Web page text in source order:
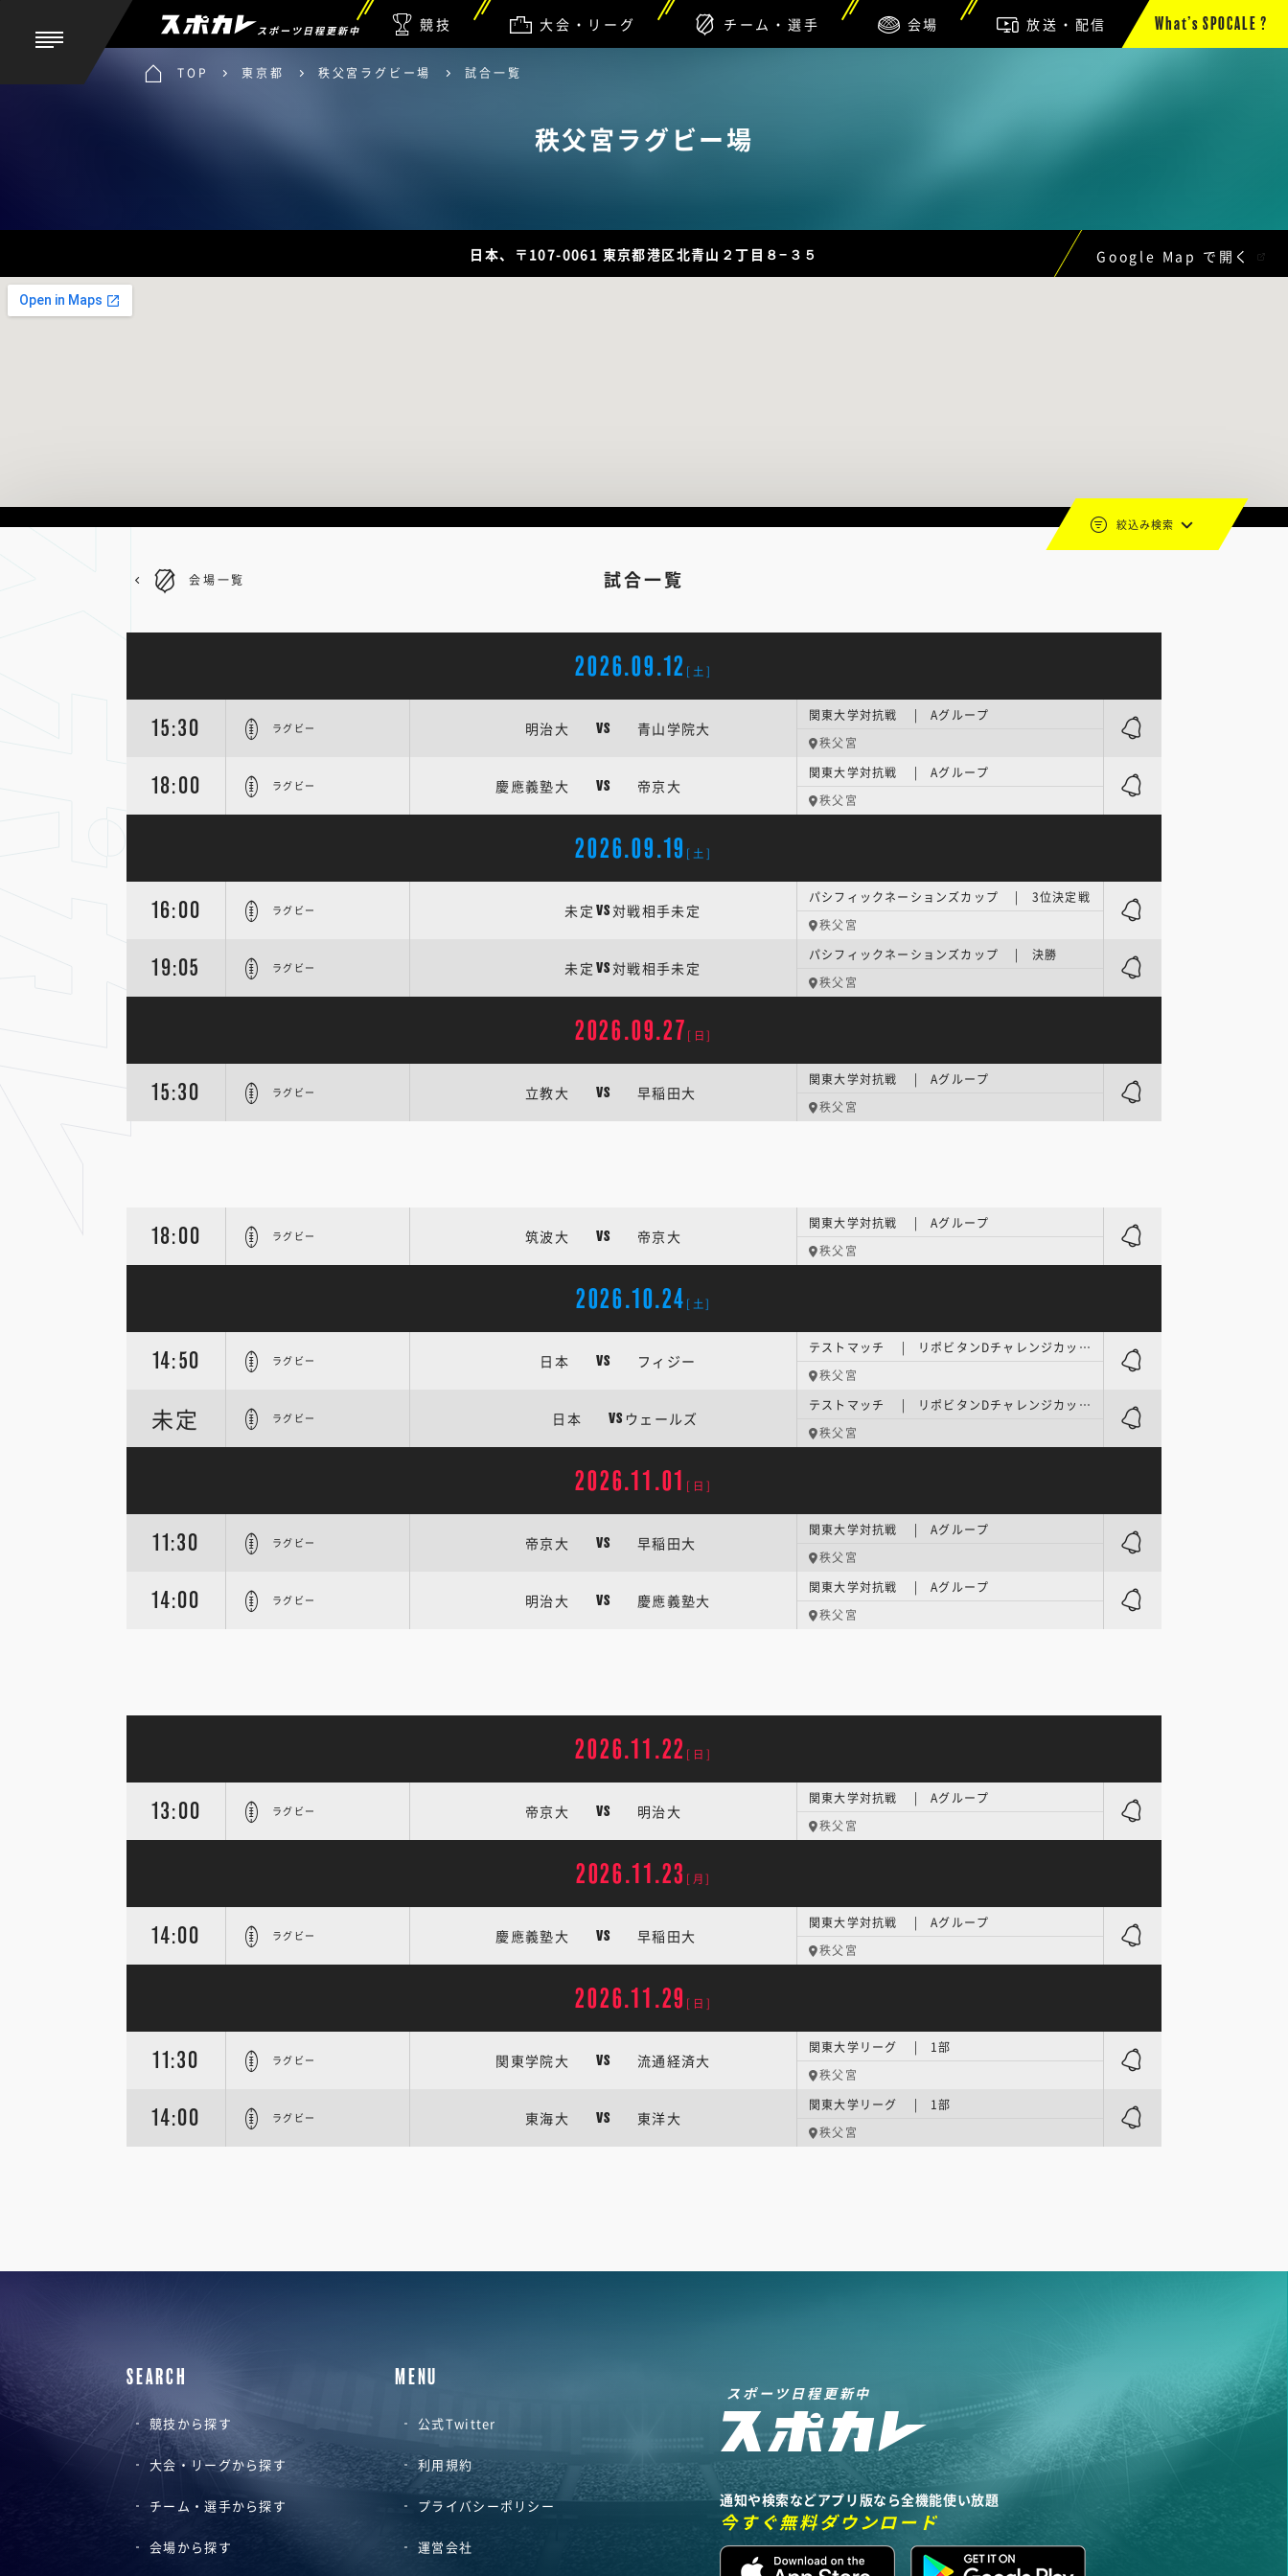
スポーツ日程更新中 競技 大会・リーグ チーム・選手 会場 放送・配信 What’s SPOCALE ?
TOP 東京都 秩父宮ラグビー場 試合一覧
秩父宮ラグビー場
日本、〒107-0061 東京都港区北青山２丁目８−３５ Google Map で開く
試合一覧
絞込み検索
会場一覧
2026.09.12 [土]
15:30 ラグビー 明治大 VS 青山学院大
関東大学対抗戦 | Aグループ
秩父宮
18:00 ラグビー 慶應義塾大 VS 帝京大
関東大学対抗戦 | Aグループ
秩父宮
2026.09.19 [土]
16:00 ラグビー 未定 VS対戦相手未定
パシフィックネーションズカップ | 3位決定戦
秩父宮
19:05 ラグビー 未定 VS対戦相手未定
パシフィックネーションズカップ | 決勝
秩父宮
2026.09.27 [日]
15:30 ラグビー 立教大 VS 早稲田大
関東大学対抗戦 | Aグループ
秩父宮
18:00 ラグビー 筑波大 VS 帝京大
関東大学対抗戦 | Aグループ
秩父宮
2026.10.24 [土]
14:50 ラグビー 日本 VS フィジー
テストマッチ | リポビタンDチャレンジカップ2026
秩父宮
未定 ラグビー 日本 VS ウェールズ
テストマッチ | リポビタンDチャレンジカップ2026
秩父宮
2026.11.01 [日]
11:30 ラグビー 帝京大 VS 早稲田大
関東大学対抗戦 | Aグループ
秩父宮
14:00 ラグビー 明治大 VS 慶應義塾大
関東大学対抗戦 | Aグループ
秩父宮
2026.11.22 [日]
13:00 ラグビー 帝京大 VS 明治大
関東大学対抗戦 | Aグループ
秩父宮
2026.11.23 [月]
14:00 ラグビー 慶應義塾大 VS 早稲田大
関東大学対抗戦 | Aグループ
秩父宮
2026.11.29 [日]
11:30 ラグビー 関東学院大 VS 流通経済大
関東大学リーグ | 1部
秩父宮
14:00 ラグビー 東海大 VS 東洋大
関東大学リーグ | 1部
秩父宮
SEARCH
競技から探す
大会・リーグから探す
チーム・選手から探す
会場から探す
MENU
公式Twitter
利用規約
プライバシーポリシー
運営会社
スポーツ日程更新中
通知や検索などアプリ版なら全機能使い放題
今すぐ無料ダウンロード